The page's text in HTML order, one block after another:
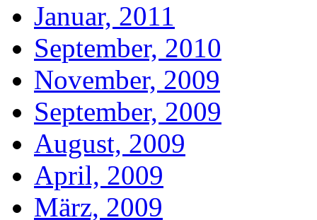
Januar, 2011
September, 2010
November, 2009
September, 2009
August, 2009
April, 2009
März, 2009